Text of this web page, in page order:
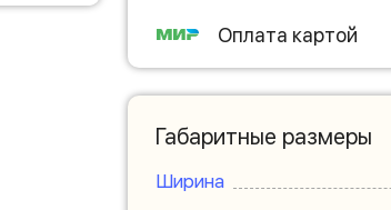
Оплата картой
Габаритные размеры
Ширина